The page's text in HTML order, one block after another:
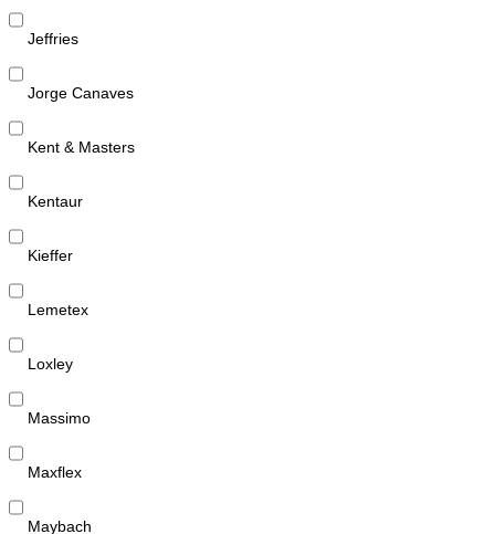
Jeffries
Jorge Canaves
Kent & Masters
Kentaur
Kieffer
Lemetex
Loxley
Massimo
Maxflex
Maybach